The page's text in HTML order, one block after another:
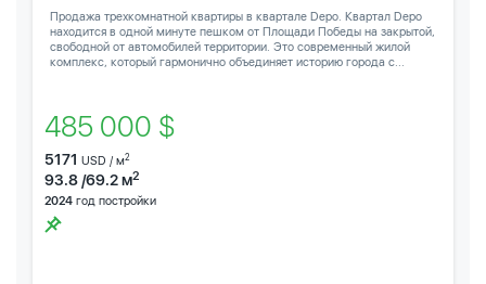
Продажа трехкомнатной квартиры в квартале Depo. Квартал Depo
находится в одной минуте пешком от Площади Победы на закрытой,
свободной от автомобилей территории. Это современный жилой
комплекс, который гармонично объединяет историю города с...
485 000 $
5171 USD / м2
93.8 /69.2 м2
2024 год постройки